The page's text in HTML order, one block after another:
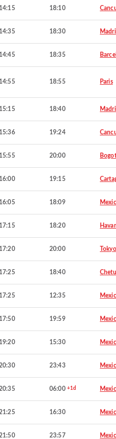
14:15 18:10
14:35 18:30
14:45 18:35
14:55 18:55 Paris
15:15 18:40
15:36 19:24
15:55 20:00
16:00 19:15
16:05 18:09
17:15 18:20
17:20 20:00 Tokyo
17:25 18:40
17:25 12:35
17:50 19:59
19:20 15:30
23:43
06:00 +1d
16:30
23:57